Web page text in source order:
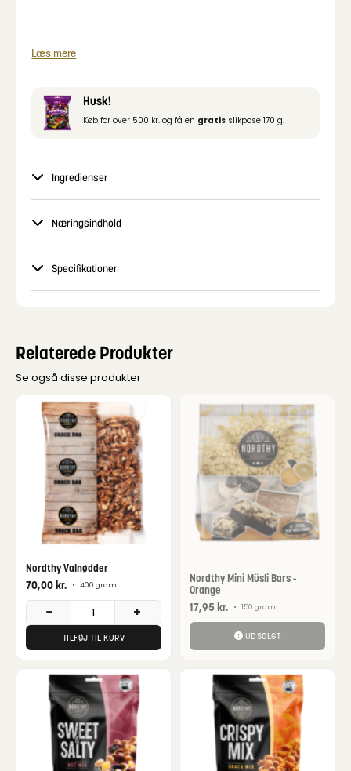
Læs mere
Husk!
Køb for over 500 kr. og få en gratis slikpose 170 g.
Ingredienser
Næringsindhold
Specifikationer
Relaterede Produkter
Se også disse produkter
Nordthy Valnødder
70,00kr. • 400 gram
− +
TILFØJ TIL KURV
Nordthy Mini Müsli Bars -
Orange
17,95kr. • 150 gram
UDSOLGT